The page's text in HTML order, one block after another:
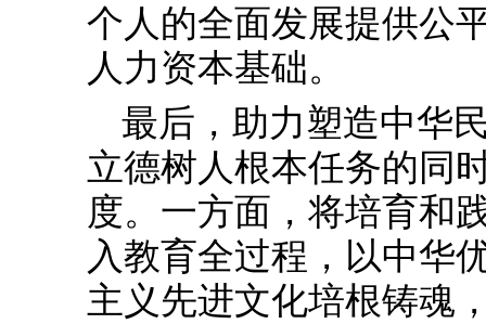
个人的全面发展提供公
人力资本基础。
最后，助力塑造中华
立德树人根本任务的同
度。一方面，将培育和
入教育全过程，以中华
主义先进文化培根铸魂